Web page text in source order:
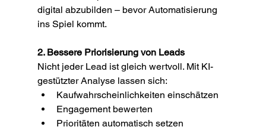
digital abzubilden – bevor Automatisierung
ins Spiel kommt.
2. Bessere Priorisierung von Leads
Nicht jeder Lead ist gleich wertvoll. Mit KI-
gestützter Analyse lassen sich:
Kaufwahrscheinlichkeiten einschätzen
Engagement bewerten
Prioritäten automatisch setzen